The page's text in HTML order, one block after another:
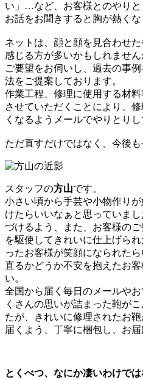
い」…など、お客様とのやり
お話をお聞きすると胸が熱くな
ネットは、顔と顔を見合わせ
感じる方が多いかもしれません
ご要望をお伺いし、過去の事
法をご提案しております。
作業工程、修理に使用する材
させていただくことにより、
くなるようメールでやりとりし
ただ直すだけではなく、今後も
スタッフの方山です。
小さい頃から手芸や小物作り
けたらいいなぁと思っていま
づけるよう、また、お客様の
を駆使してきれいに仕上げら
ったお客様が笑顔になられたら
直るかどうか不安を抱えたお
い。
全国から届く毎日のメールや
くさんの思いが詰まった鞄が
たが、きれいに修理されたお
届くよう、丁寧に梱包し、お
とくべつ、なにか凄いわけで